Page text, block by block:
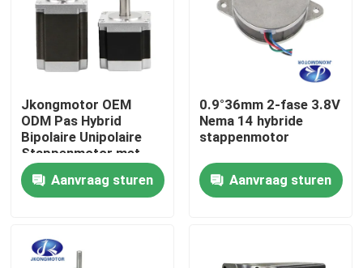
Huis
Producten
Jkongmotor OEM
ODM Pas Hybrid
Bipolaire Unipolaire
Stappenmotor met
Versnellingsbak
Encoder Rem
Geïntegreerde Driver
Aanvraag sturen
0.9°36mm 2-fase 3.8V
Nema 14 hybride
stappenmotor
Aanvraag sturen